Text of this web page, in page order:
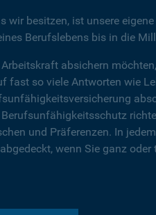
wir besitzen, ist unsere
Berufslebens bis in die
absichern
fast so viele Antworten wie
Berufsunfähigkeitsschutz
und Präferenzen. In
wenn Sie ganz